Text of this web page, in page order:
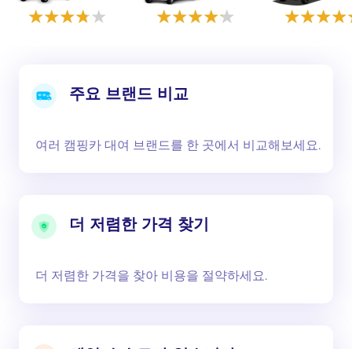
주요 브랜드 비교
여러 캠핑카 대여 브랜드를 한 곳에서 비교해보세요.
더 저렴한 가격 찾기
더 저렴한 가격을 찾아 비용을 절약하세요.